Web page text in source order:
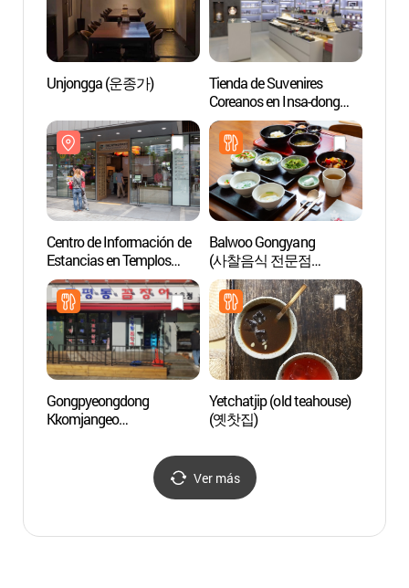
Unjongga (운종가)
Tienda de Suvenires
Coreanos en Insa-dong
(한국관광명품점(인사동))
Centro de Información de
Estancias en Templos
(템플스테이 홍보관)
Balwoo Gongyang
(사찰음식 전문점
발우공양)
Gongpyeongdong
Kkomjangeo
Yetchatjip (old teahouse)
(옛찻집)
Ver más